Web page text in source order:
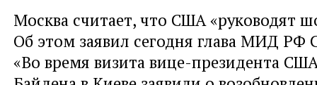
Москва считает, что США «руководят
Об этом заявил сегодня глава МИД РФ
«Во время визита вице-президента